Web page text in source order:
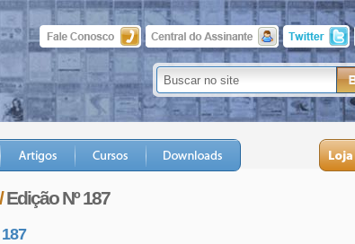
Edição Nº 187